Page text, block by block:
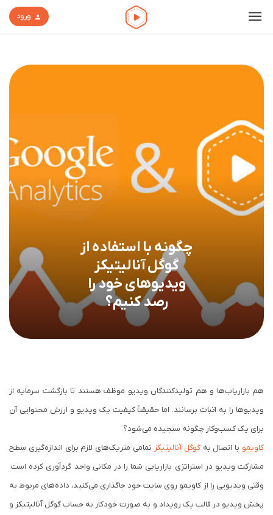
ورود
چگونه با استفاده از
گوگل آنالیتیکز
ویدیوهای خود را
رصد کنیم؟
هم بازاریاب‌ها و هم تولیدکنندگان ویدیو موظف هستند تا بازگشت سرمایه از
ویدیوها را به اثبات برسانند. اما حقیقتاً کیفیت یک ویدیو و ارزش محتوایی آن
برای یک کسب‌وکار چگونه سنجیده می‌شود؟
کاویمو با اتصال بهگوگل آنالیتیکز تمامی متریک‌های لازم برای اندازه‌گیری سطح
مشارکت ویدیو در استراتژی بازاریابی شما را در مکانی واحد گردآوری کرده است.
وقتی ویدیویی را از کاویمو روی سایت خود جاگذاری می‌کنید، داده‌های مربوط به
پخش ویدیو در قالب یک رویداد و به صورت خودکار به حساب گوگل آنالیتیکز و